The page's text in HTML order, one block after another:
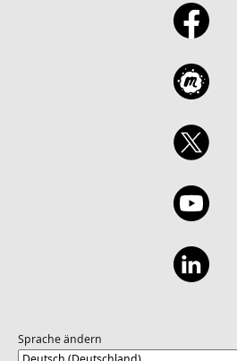
Sprache ändern